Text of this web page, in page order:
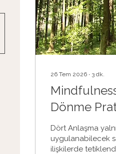
26 Tem 2026 ∙ 3 dk.
Dönme
Dört Anlaşma
uygulanabilecek
ilişkilerde